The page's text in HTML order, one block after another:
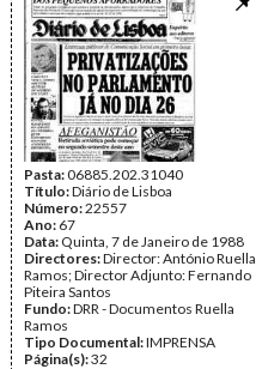
Pasta:06885.202.31040
Título:Diário de Lisboa
Número:22557
Ano: 67
Data: Quinta, 7 de Janeiro de 1988
Directores:Director: António Ruella
Ramos; Director Adjunto: Fernando
Piteira Santos
Fundo:DRR - Documentos Ruella
Ramos
Tipo Documental:IMPRENSA
Página(s):32